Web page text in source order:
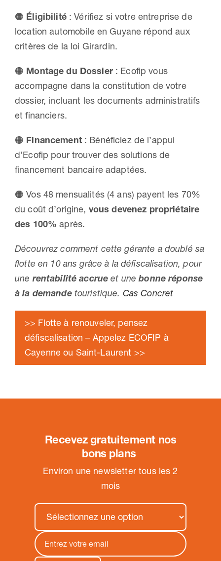
🟠 Éligibilité: Vérifiez si votre entreprise de
location automobile en Guyane répond aux
critères de la loi Girardin.
🟠 Montage du Dossier: Ecofip vous
accompagne dans la constitution de votre
dossier, incluant les documents administratifs
et financiers.
🟠 Financement: Bénéficiez de l’appui
d’Ecofip pour trouver des solutions de
financement bancaire adaptées.
🟠 Vos 48 mensualités (4 ans) payent les 70%
du coût d’origine, vous devenez propriétaire
des 100% après.
Découvrez comment cette gérante a doublé sa
flotte en 10 ans grâce à la défiscalisation, pour
une rentabilité accrue et unebonne réponse
à la demande touristique. Cas Concret
>> Flotte à renouveler, pensez
défiscalisation – Appelez ECOFIP à
Cayenne ou Saint-Laurent >>
Recevez gratuitement nos
bons plans
Environ une newsletter tous les 2
mois